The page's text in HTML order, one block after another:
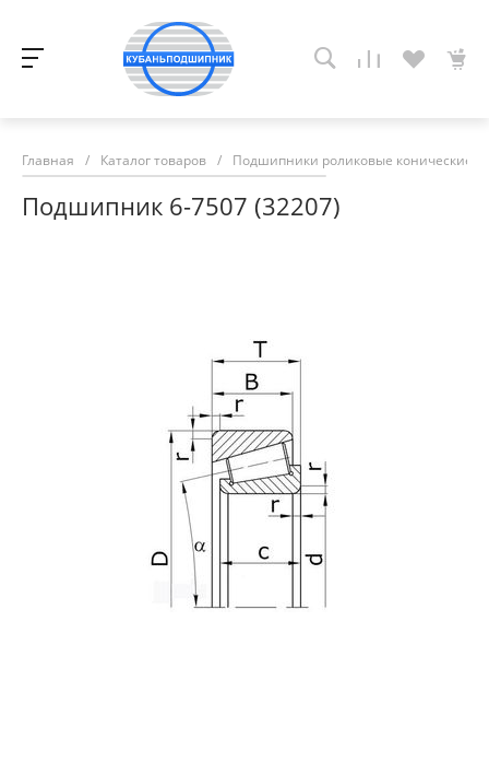
Главная / Каталог товаров / Подшипники роликовые конические
Подшипник 6-7507 (32207)